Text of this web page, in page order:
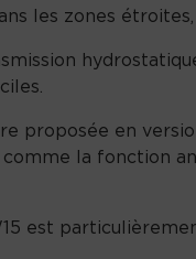
les zones
proposée en
la fonction
est